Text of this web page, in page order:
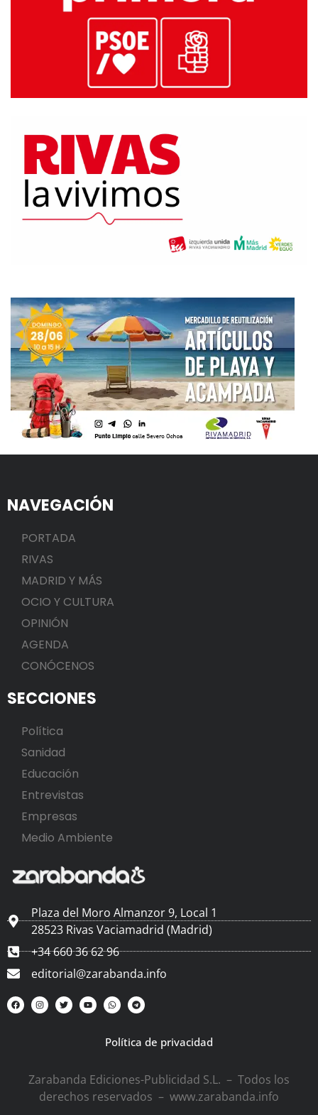
NAVEGACIÓN
PORTADA
RIVAS
MADRID Y MÁS
OCIO Y CULTURA
OPINIÓN
AGENDA
CONÓCENOS
SECCIONES
Política
Sanidad
Educación
Entrevistas
Empresas
Medio Ambiente
Plaza del Moro Almanzor 9, Local 1
28523 Rivas Vaciamadrid (Madrid)
+34 660 36 62 96
editorial@zarabanda.info
Política de privacidad
Zarabanda Ediciones-Publicidad S.L. – Todos los
derechos reservados – www.zarabanda.info